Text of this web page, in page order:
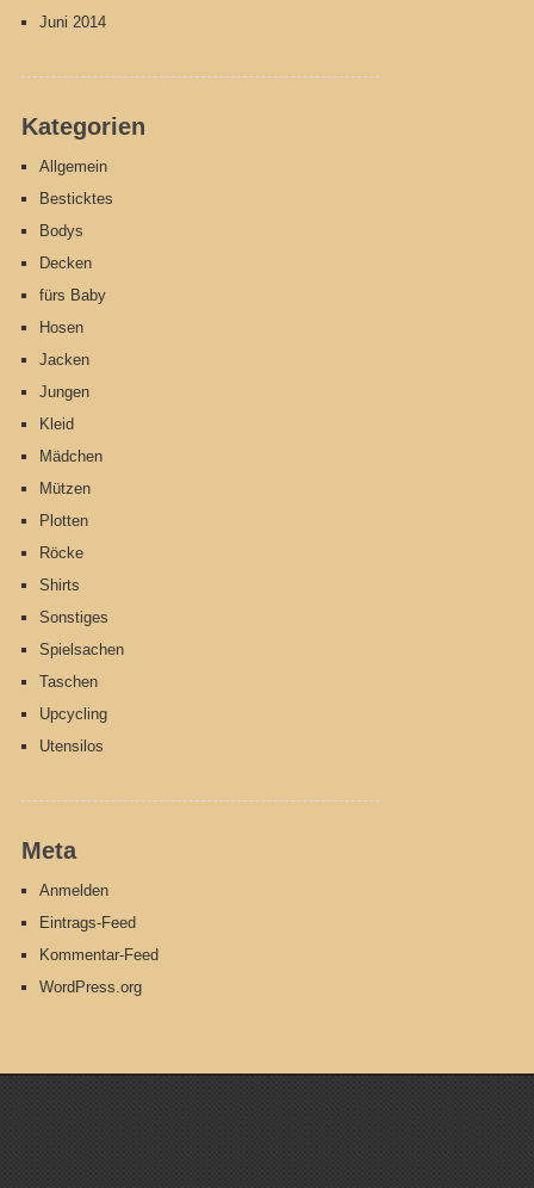
Juni 2014
Kategorien
Allgemein
Besticktes
Bodys
Decken
fürs Baby
Hosen
Jacken
Jungen
Kleid
Mädchen
Mützen
Plotten
Röcke
Shirts
Sonstiges
Spielsachen
Taschen
Upcycling
Utensilos
Meta
Anmelden
Eintrags-Feed
Kommentar-Feed
WordPress.org